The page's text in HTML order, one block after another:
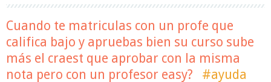
Cuando te matriculas con un profe que
califica bajo y apruebas bien su curso sube
más el craest que aprobar con la misma
nota pero con un profesor easy?
#ayuda